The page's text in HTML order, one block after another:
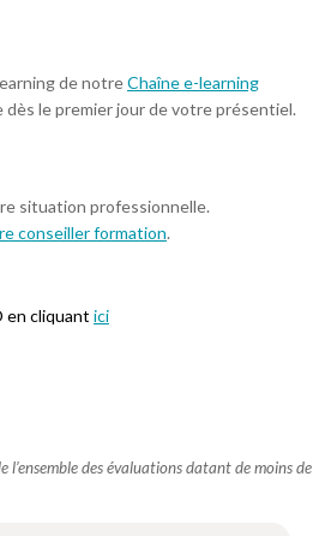
de notreChaîne e-learning
le premier jour de votre présentiel.
situation professionnelle.
conseiller formation.
en cliquant ici
des évaluations datant de moins de